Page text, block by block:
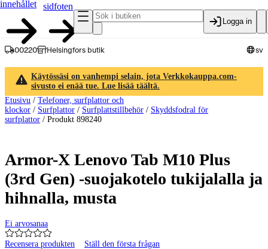
innehållet
sidfoten
Logga in
00220 Helsingfors butik sv
Käytössäsi on vanhempi selain, jota Verkkokauppa.com-
sivusto ei enää tue. Lue lisää täältä.
Etusivu / Telefoner, surfplattor och
klockor / Surfplattor / Surfplattstillbehör / Skyddsfodral för
surfplattor / Produkt 898240
Armor-X Lenovo Tab M10 Plus
(3rd Gen) -suojakotelo tukijalalla ja
hihnalla, musta
Ei arvosanaa
Recensera produkten Ställ den första frågan